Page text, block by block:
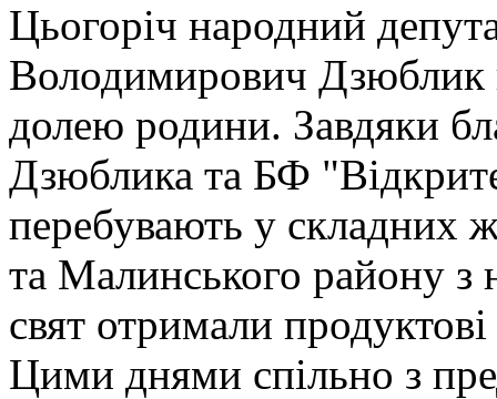
Цьогоріч народний
Володимирович Дзюблик
долею родини. Завдяки
Дзюблика та БФ
перебувають у складних
та Малинського району з
свят отримали
Цими днями спільно з